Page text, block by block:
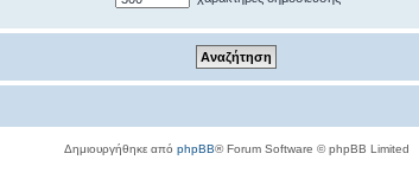
Δημιουργήθηκε από phpBB® Forum Software © phpBB Limited